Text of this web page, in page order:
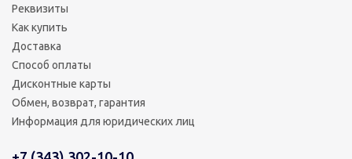
Реквизиты
Как купить
Доставка
Способ оплаты
Дисконтные карты
Обмен, возврат, гарантия
Информация для юридических лиц